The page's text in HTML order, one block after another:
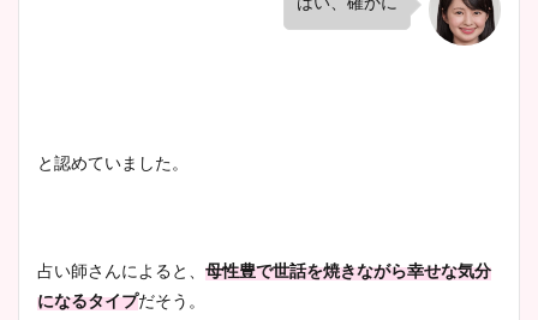
と認めていました。
占い師さんによると、 母性豊で世話を焼きながら幸せな気分
になるタイプだそう。